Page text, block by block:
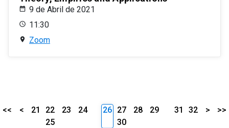
9 de Abril de 2021
11:30
Zoom
<< < 21 22 23
24
25
26 27 28
29
30
31 32 > >>